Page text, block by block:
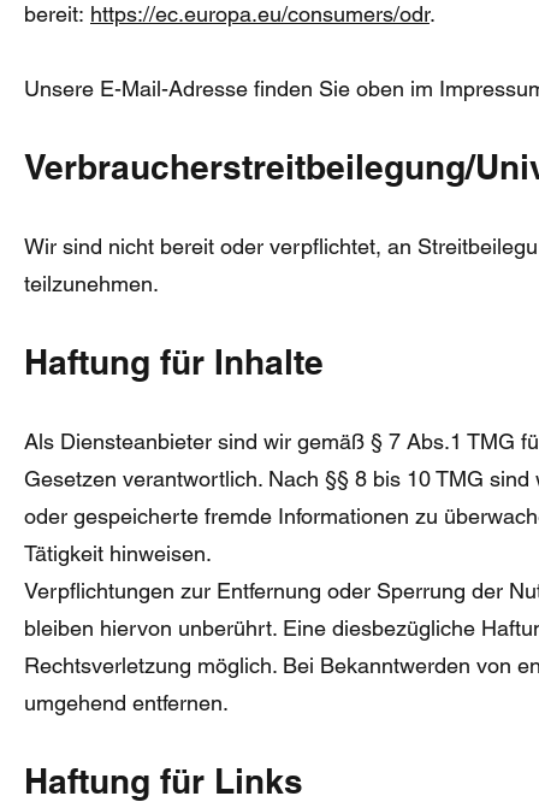
bereit: https://ec.europa.eu/consumers/odr.
Unsere E-Mail-Adresse finden Sie oben im
Verbraucher­streit­beilegung/
Wir sind nicht bereit oder verpflichtet, an
teilzunehmen.
Haftung für Inhalte
Als Diensteanbieter sind wir gemäß § 7 Abs.1 TMG
Gesetzen verantwortlich. Nach §§ 8 bis 10 TMG
oder gespeicherte fremde Informationen zu
Tätigkeit hinweisen.
Verpflichtungen zur Entfernung oder Sperrung der
bleiben hiervon unberührt. Eine diesbezügliche
Rechtsverletzung möglich. Bei Bekanntwerden von
umgehend entfernen.
Haftung für Links